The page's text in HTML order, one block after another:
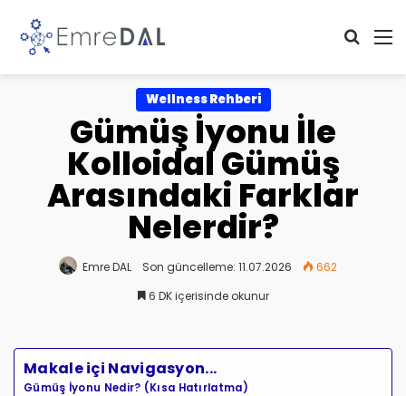
Wellness Rehberi
Gümüş İyonu İle
Kolloidal Gümüş
Arasındaki Farklar
Nelerdir?
Emre DAL Son güncelleme: 11.07.2026
662
6 DK içerisinde okunur
Makale içi Navigasyon...
Gümüş İyonu Nedir? (Kısa Hatırlatma)